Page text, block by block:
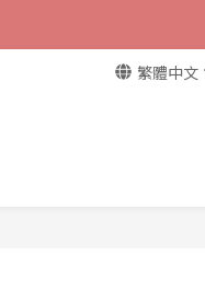
繁體中文